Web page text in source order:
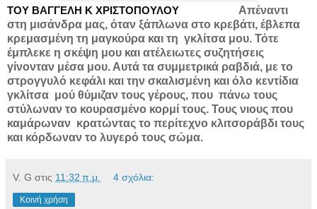
ΤΟΥ ΒΑΓΓΕΛΗ Κ ΧΡΙΣΤΟΠΟΥΛΟΥ Απέναντι
στη μισάνδρα μας, όταν ξάπλωνα στο κρεβάτι, έβλεπα
κρεμασμένη τη μαγκούρα και τη γκλίτσα μου. Τότε
έμπλεκε η σκέψη μου και ατέλειωτες συζητήσεις
γίνονταν μέσα μου. Αυτά τα συμμετρικά ραβδιά, με το
στρογγυλό κεφάλι και την σκαλισμένη και όλο κεντίδια
γκλίτσα μού θύμιζαν τους γέρους, που πάνω τους
στύλωναν το κουρασμένο κορμί τους. Τους νιους που
καμάρωναν κρατώντας το περίτεχνο κλιτσοράβδι τους
και κόρδωναν το λυγερό τους σώμα.
V. G στις 11:32 π.μ. 4 σχόλια:
Κοινή χρήση